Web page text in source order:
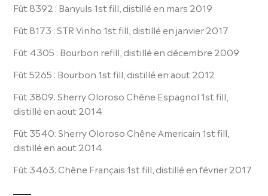
Fût 8392 : Banyuls 1st fill, distillé en mars 2019
Fût 8173 : STR Vinho 1st fill, distillé en janvier 2017
Fût 4305 : Bourbon refill, distillé en décembre 2009
Fût 5265 : Bourbon 1st fill, distillé en aout 2012
Fût 3809: Sherry Oloroso Chêne Espagnol 1st fill,
distillé en aout 2014
Fût 3540: Sherry Oloroso Chêne Americain 1st fill,
distillé en aout 2014
Fût 3463: Chêne Français 1st fill, distillé en février 2017